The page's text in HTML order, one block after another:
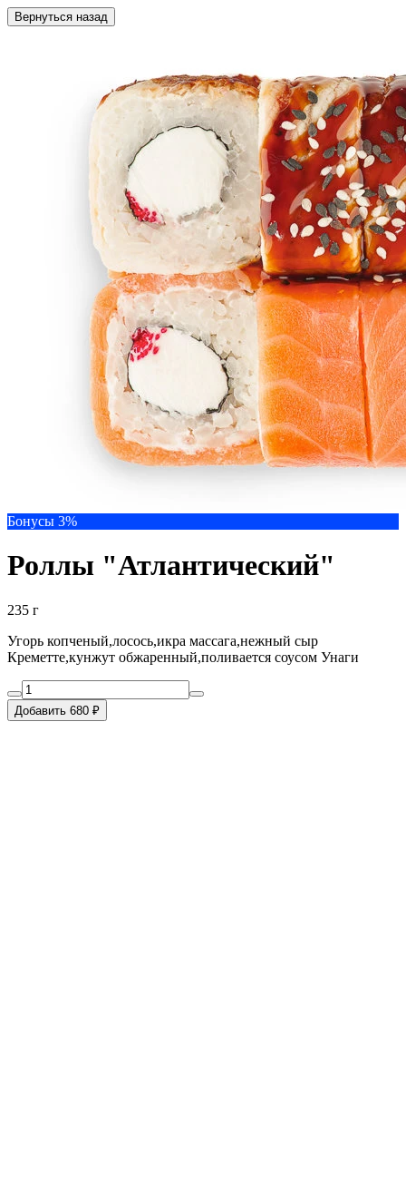
Вернуться назад
Бонусы 3%
Роллы "Атлантический"
235 г
Угорь копченый,лосось,икра массага,нежный сыр
Креметте,кунжут обжаренный,поливается соусом Унаги
Добавить 680 ₽